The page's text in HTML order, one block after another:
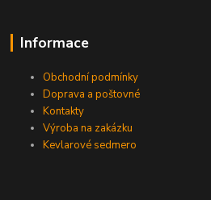
Informace
Obchodní podmínky
Doprava a poštovné
Kontakty
Výroba na zakázku
Kevlarové sedmero